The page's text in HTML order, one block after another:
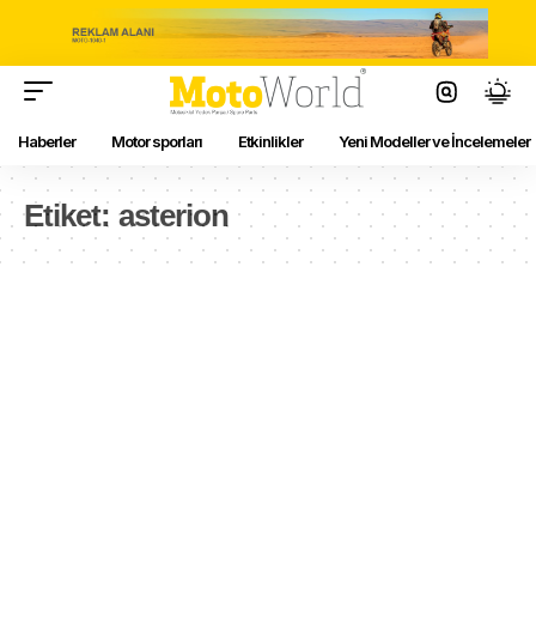
Haberler Motor sporları Etkinlikler Yeni Modeller ve İncelemeler
Etiket: asterion